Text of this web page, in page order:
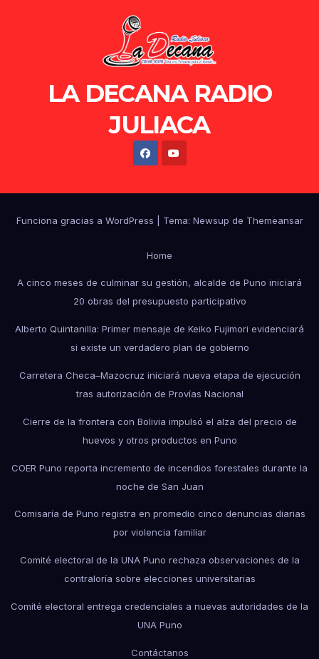
LA DECANA RADIO
JULIACA
Funciona gracias a WordPress Tema: Newsup de Themeansar
Home
A cinco meses de culminar su gestión, alcalde de Puno iniciará
20 obras del presupuesto participativo
Alberto Quintanilla: Primer mensaje de Keiko Fujimori evidenciará
si existe un verdadero plan de gobierno
Carretera Checa–Mazocruz iniciará nueva etapa de ejecución
tras autorización de Provías Nacional
Cierre de la frontera con Bolivia impulsó el alza del precio de
huevos y otros productos en Puno
COER Puno reporta incremento de incendios forestales durante la
noche de San Juan
Comisaría de Puno registra en promedio cinco denuncias diarias
por violencia familiar
Comité electoral de la UNA Puno rechaza observaciones de la
contraloría sobre elecciones universitarias
Comité electoral entrega credenciales a nuevas autoridades de la
UNA Puno
Contáctanos